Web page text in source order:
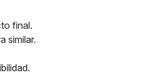
final.
similar.